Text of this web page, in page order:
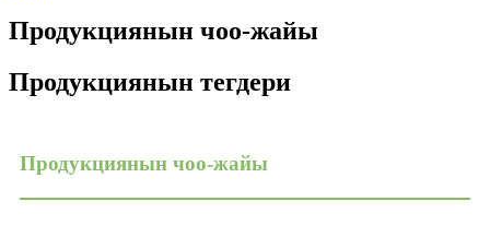
Продукциянын чоо-жайы
Продукциянын тегдери
Продукциянын чоо-жайы